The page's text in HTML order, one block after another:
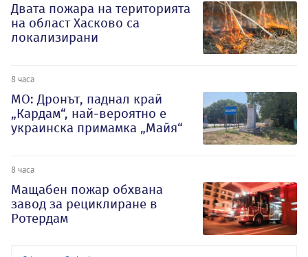
Двата пожара на територията
на област Хасково са
локализирани
8 часа
МО: Дронът, паднал край
„Кардам“, най-вероятно е
украинска примамка „Майя“
8 часа
Мащабен пожар обхвана
завод за рециклиране в
Ротердам